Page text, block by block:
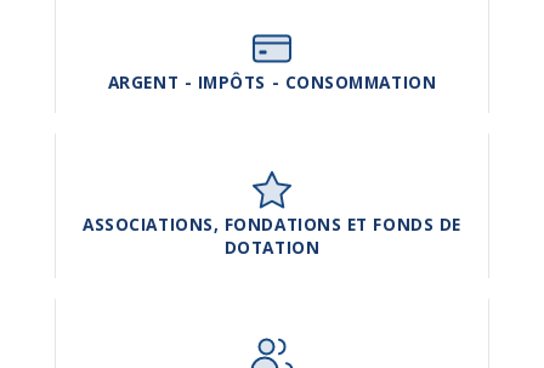
ARGENT - IMPÔTS - CONSOMMATION
ASSOCIATIONS, FONDATIONS ET FONDS DE
DOTATION